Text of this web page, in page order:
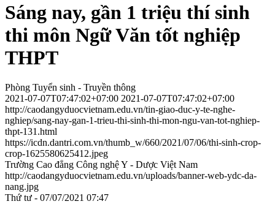
Sáng nay, gần 1 triệu thí sinh
thi môn Ngữ Văn tốt nghiệp
THPT
Phòng Tuyển sinh - Truyền thông
2021-07-07T07:47:02+07:00 2021-07-07T07:47:02+07:00
http://caodangyduocvietnam.edu.vn/tin-giao-duc-y-te-nghe-
nghiep/sang-nay-gan-1-trieu-thi-sinh-thi-mon-ngu-van-tot-nghiep-
thpt-131.html
https://icdn.dantri.com.vn/thumb_w/660/2021/07/06/thi-sinh-crop-
crop-1625580625412.jpeg
Trường Cao đẳng Công nghệ Y - Dược Việt Nam
http://caodangyduocvietnam.edu.vn/uploads/banner-web-ydc-da-
nang.jpg
Thứ tư - 07/07/2021 07:47